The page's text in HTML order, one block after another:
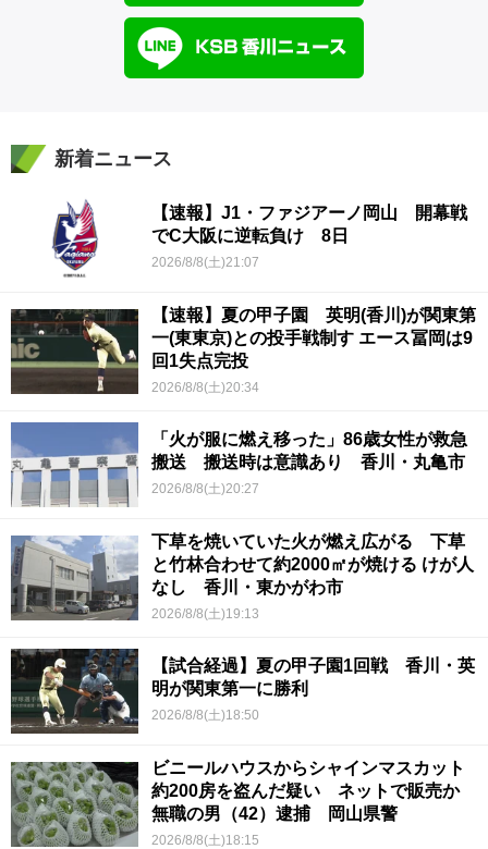
新着ニュース
【速報】J1・ファジアーノ岡山 開幕戦
でC大阪に逆転負け 8日
2026/8/8(土)21:07
【速報】夏の甲子園 英明(香川)が関東第
一(東東京)との投手戦制す エース冨岡は9
回1失点完投
2026/8/8(土)20:34
「火が服に燃え移った」86歳女性が救急
搬送 搬送時は意識あり 香川・丸亀市
2026/8/8(土)20:27
下草を焼いていた火が燃え広がる 下草
と竹林合わせて約2000㎡が焼ける けが人
なし 香川・東かがわ市
2026/8/8(土)19:13
【試合経過】夏の甲子園1回戦 香川・英
明が関東第一に勝利
2026/8/8(土)18:50
ビニールハウスからシャインマスカット
約200房を盗んだ疑い ネットで販売か
無職の男（42）逮捕 岡山県警
2026/8/8(土)18:15